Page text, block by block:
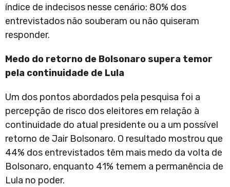
índice de indecisos nesse cenário: 80% dos
entrevistados não souberam ou não quiseram
responder.
Medo do retorno de Bolsonaro supera temor
pela continuidade de Lula
Um dos pontos abordados pela pesquisa foi a
percepção de risco dos eleitores em relação à
continuidade do atual presidente ou a um possível
retorno de Jair Bolsonaro. O resultado mostrou que
44% dos entrevistados têm mais medo da volta de
Bolsonaro, enquanto 41% temem a permanência de
Lula no poder.